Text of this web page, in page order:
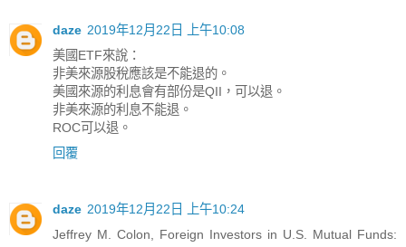
daze 2019年12月22日 上午10:08
美國ETF來說：
非美來源股稅應該是不能退的。
美國來源的利息會有部份是QII，可以退。
非美來源的利息不能退。
ROC可以退。
回覆
daze 2019年12月22日 上午10:24
Jeffrey M. Colon, Foreign Investors in U.S. Mutual Funds: